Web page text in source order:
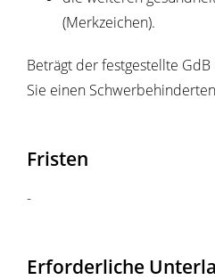
(Merkzeichen).
Beträgt der festgestellte
Sie einen
Fristen
-
Erforderliche